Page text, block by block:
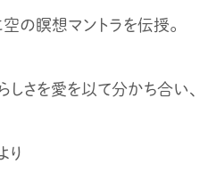
の瞑想マントラを伝授。
さを愛を以て分かち合い、
り